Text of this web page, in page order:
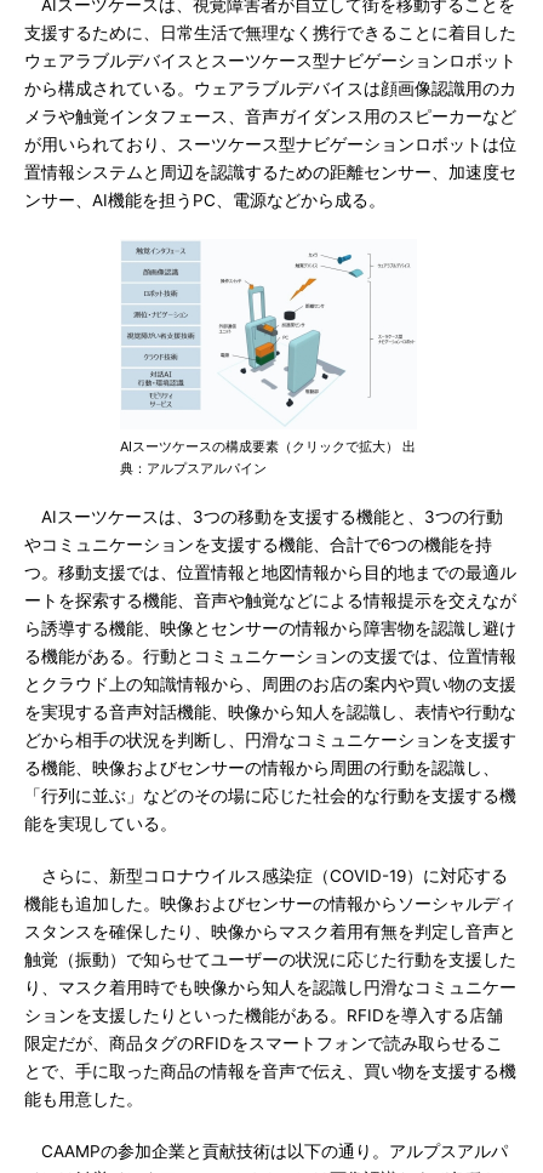
AIスーツケースは、視覚障害者が自立して街を移動することを
支援するために、日常生活で無理なく携行できることに着目した
ウェアラブルデバイスとスーツケース型ナビゲーションロボット
から構成されている。ウェアラブルデバイスは顔画像認識用のカ
メラや触覚インタフェース、音声ガイダンス用のスピーカーなど
が用いられており、スーツケース型ナビゲーションロボットは位
置情報システムと周辺を認識するための距離センサー、加速度セ
ンサー、AI機能を担うPC、電源などから成る。
AIスーツケースの構成要素（クリックで拡大） 出
典：アルプスアルパイン
AIスーツケースは、3つの移動を支援する機能と、3つの行動
やコミュニケーションを支援する機能、合計で6つの機能を持
つ。移動支援では、位置情報と地図情報から目的地までの最適ル
ートを探索する機能、音声や触覚などによる情報提示を交えなが
ら誘導する機能、映像とセンサーの情報から障害物を認識し避け
る機能がある。行動とコミュニケーションの支援では、位置情報
とクラウド上の知識情報から、周囲のお店の案内や買い物の支援
を実現する音声対話機能、映像から知人を認識し、表情や行動な
どから相手の状況を判断し、円滑なコミュニケーションを支援す
る機能、映像およびセンサーの情報から周囲の行動を認識し、
「行列に並ぶ」などのその場に応じた社会的な行動を支援する機
能を実現している。
さらに、新型コロナウイルス感染症（COVID-19）に対応する
機能も追加した。映像およびセンサーの情報からソーシャルディ
スタンスを確保したり、映像からマスク着用有無を判定し音声と
触覚（振動）で知らせてユーザーの状況に応じた行動を支援した
り、マスク着用時でも映像から知人を認識し円滑なコミュニケー
ションを支援したりといった機能がある。RFIDを導入する店舗
限定だが、商品タグのRFIDをスマートフォンで読み取らせるこ
とで、手に取った商品の情報を音声で伝え、買い物を支援する機
能も用意した。
CAAMPの参加企業と貢献技術は以下の通り。アルプスアルパ